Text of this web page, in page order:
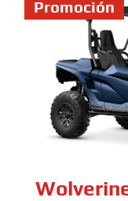
Promoción